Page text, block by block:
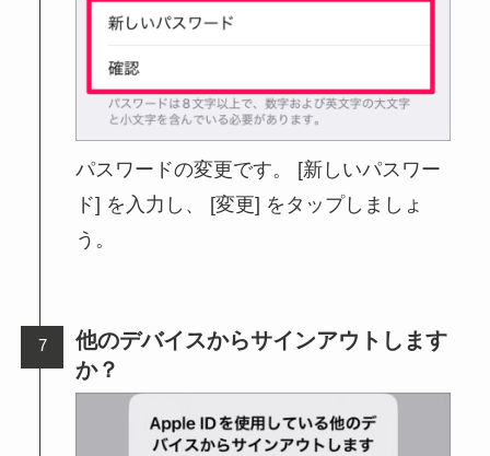
パスワードの変更です。 [新しいパスワー
ド] を入力し、 [変更] をタップしましょ
う。
他のデバイスからサインアウトします
か？